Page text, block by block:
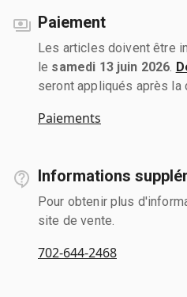
Paiement
Les articles doivent être
le samedi 13 juin 2026
seront appliqués après la
Paiements
Informations
Pour obtenir plus
site de vente.
702-644-2468